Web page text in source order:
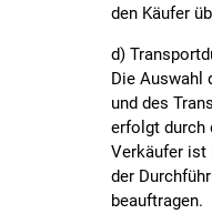
den Käufer
d)
Die Auswahl
und des
erfolgt durch
Verkäufer ist
der
beauftragen.